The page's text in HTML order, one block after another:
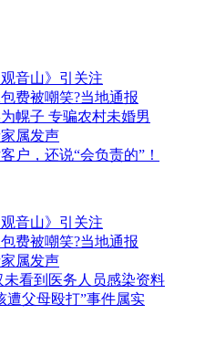
音山》引关注
费被嘲笑?当地通报
幌子 专骗农村未婚男
属发声
户，还说“会负责的”！
音山》引关注
费被嘲笑?当地通报
属发声
看到医务人员感染资料
遭父母殴打”事件属实